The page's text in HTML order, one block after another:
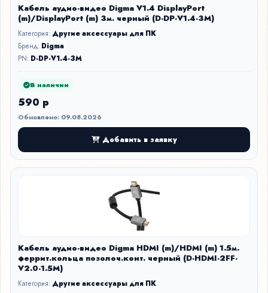
Кабель аудио-видео Digma V1.4 DisplayPort
(m)/DisplayPort (m) 3м. черный (D-DP-V1.4-3M)
Категория: Другие аксессуары для ПК
Бренд: Digma
PN: D-DP-V1.4-3M
В наличии
590 р
Обновлено: 09.08.2026
Добавить в заявку
Кабель аудио-видео Digma HDMI (m)/HDMI (m) 1.5м.
феррит.кольца позолоч.конт. черный (D-HDMI-2FF-
V2.0-1.5M)
Категория: Другие аксессуары для ПК